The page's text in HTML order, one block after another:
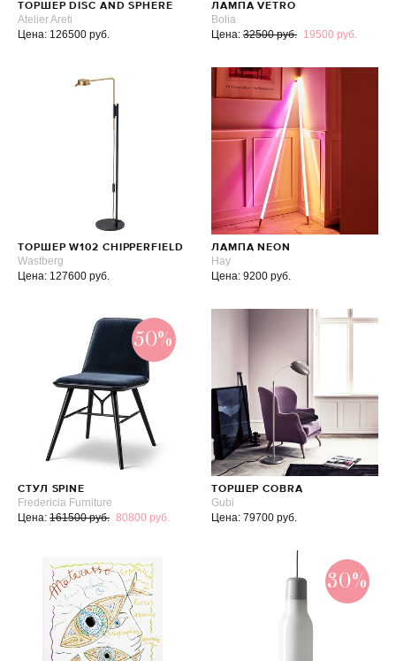
ТОРШЕР DISC AND SPHERE
Atelier Areti
Цена: 126500 руб.
ЛАМПА VETRO
Bolia
Цена: 32500 руб. 19500 руб.
ТОРШЕР W102 CHIPPERFIELD
Wastberg
Цена: 127600 руб.
ЛАМПА NEON
Hay
Цена: 9200 руб.
50%
СТУЛ SPINE
Fredericia Furniture
Цена: 161500 руб. 80800 руб.
ТОРШЕР COBRA
Gubi
Цена: 79700 руб.
30%